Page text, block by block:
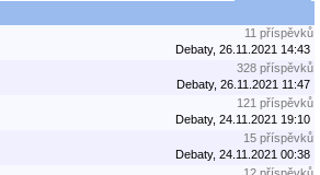
11 příspěvků
Debaty, 26.11.2021 14:43
328 příspěvků
Debaty, 26.11.2021 11:47
121 příspěvků
Debaty, 24.11.2021 19:10
15 příspěvků
Debaty, 24.11.2021 00:38